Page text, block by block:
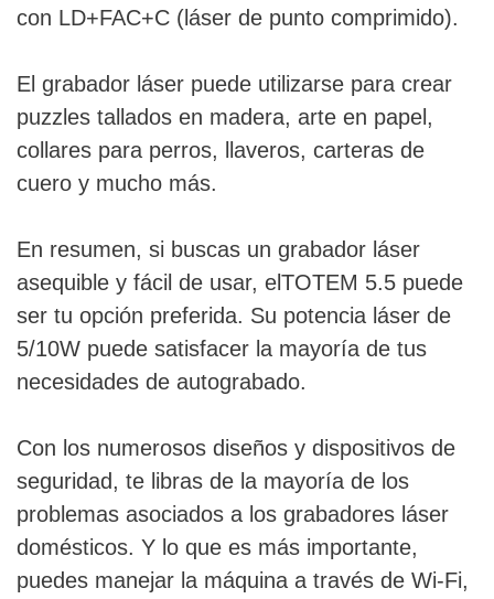
con LD+FAC+C (láser de punto comprimido).
El grabador láser puede utilizarse para crear
puzzles tallados en madera, arte en papel,
collares para perros, llaveros, carteras de
cuero y mucho más.
En resumen, si buscas un grabador láser
asequible y fácil de usar, elTOTEM 5.5 puede
ser tu opción preferida. Su potencia láser de
5/10W puede satisfacer la mayoría de tus
necesidades de autograbado.
Con los numerosos diseños y dispositivos de
seguridad, te libras de la mayoría de los
problemas asociados a los grabadores láser
domésticos. Y lo que es más importante,
puedes manejar la máquina a través de Wi-Fi,